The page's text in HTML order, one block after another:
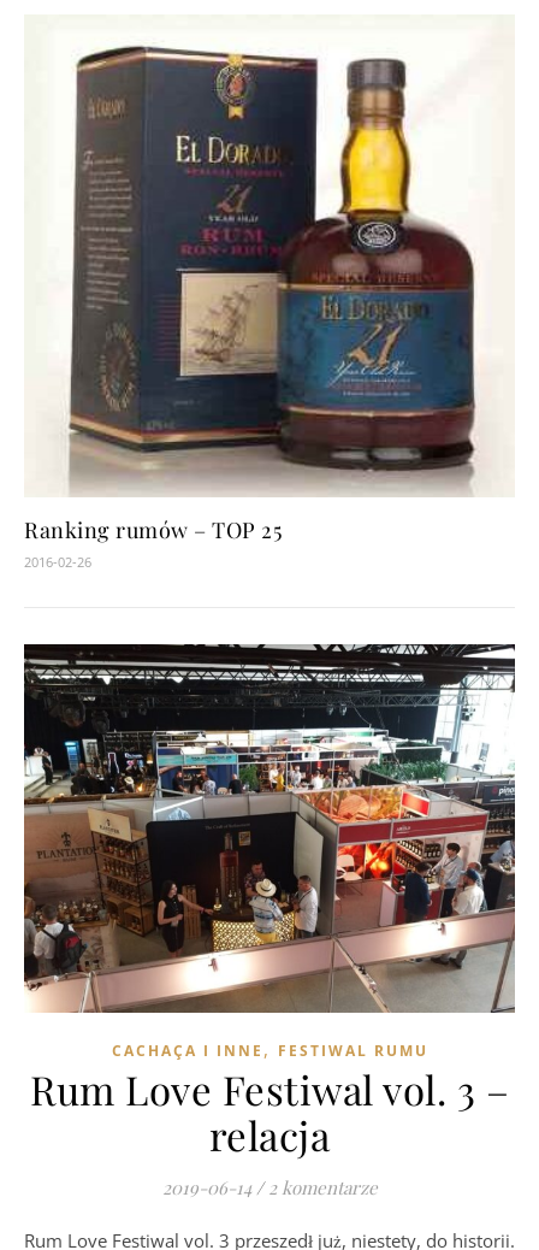
Ranking rumów – TOP 25
2016-02-26
CACHAÇA I INNE , FESTIWAL RUMU
Rum Love Festiwal vol. 3 –
relacja
2019-06-14 / 2 komentarze
Rum Love Festiwal vol. 3 przeszedł już, niestety, do historii.